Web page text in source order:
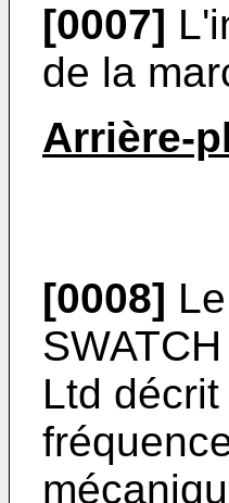
[0007]
de la
Arrière-
[0008]
Ltd